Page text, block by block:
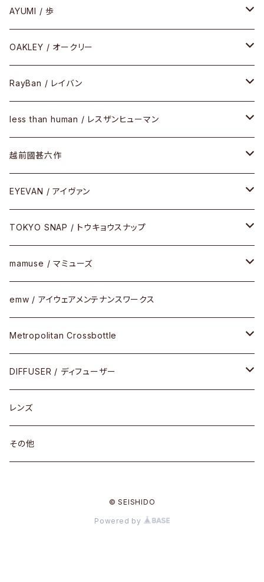
PREMIUM（プレミアムシリーズ）
PLASTIC（プラスティックシリーズ）
SIRMONT（サーモントシリーズ）
SUNSHIFT
ケア用品
コンビ
メタル
コンビ
セルフレーム
メタルフレーム
その他
AYUMI / 歩
セルフレーム
OAKLEY / オークリー
メガネフレーム
サングラス
Frogskins(フロッグスキン )
Latch(ラッチ)
その他
修理
小物
RayBan / レイバン
メガネフレーム
サングラス
その他
less than human / レスザンヒューマン
メガネフレーム
サングラス
その他
越前國甚六作
セルフレーム
メタルフレーム
コンビフレーム
EYEVAN / アイヴァン
メガネ
サングラス
その他
TOKYO SNAP / トウキョウスナップ
セルフレーム
メタルフレーム
コンビネーション
mamuse / マミューズ
セル
メタル
コンビ
emw / アイウェアメンテナンスワークス
Metropolitan Crossbottle
30cm×30cm
18cm×13cm
DIFFUSER / ディフューザー
グラスコード
メガネケース
レンズ
その他
© SEISHIDO
Powered by